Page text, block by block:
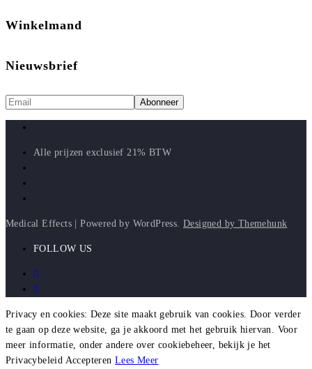
Winkelmand
Nieuwsbrief
Alle prijzen exclusief 21% BTW
Medical Effects | Powered by WordPress. Designed by Themehunk
FOLLOW US
Privacy en cookies: Deze site maakt gebruik van cookies. Door verder
te gaan op deze website, ga je akkoord met het gebruik hiervan. Voor
meer informatie, onder andere over cookiebeheer, bekijk je het
Privacybeleid Accepteren Lees Meer